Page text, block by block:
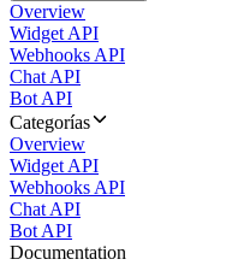
Overview
Widget API
Webhooks API
Chat API
Bot API
Categorías
Overview
Widget API
Webhooks API
Chat API
Bot API
Documentation